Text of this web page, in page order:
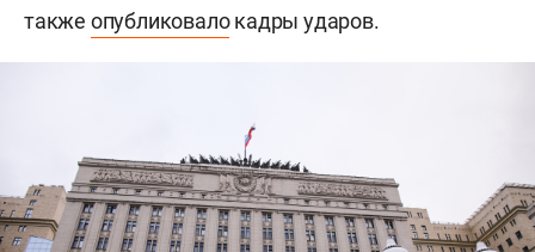
также опубликовалокадры ударов.